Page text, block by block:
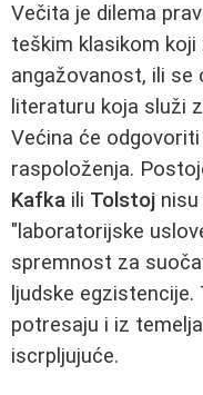
Večita je dilema
teškim klasikom
angažovanost, ili se
literaturu koja služi
Većina će
raspoloženja.
Kafka ili Tolstoj
"laboratorijske
spremnost za
ljudske egzistencije.
potresaju i iz
iscrpljujuće.